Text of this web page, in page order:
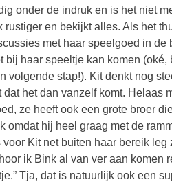
onder de indruk en is het niet
rustiger en bekijkt alles. Als het
met haar speelgoed in de
bij haar speeltje kan komen (oké,
volgende stap!). Kit denkt nog
dat het dan vanzelf komt. Helaas
ze heeft ook een grote broer
omdat hij heel graag met de
Kit net buiten haar bereik leg
ik Bink al van ver aan komen
Tja, dat is natuurlijk ook een